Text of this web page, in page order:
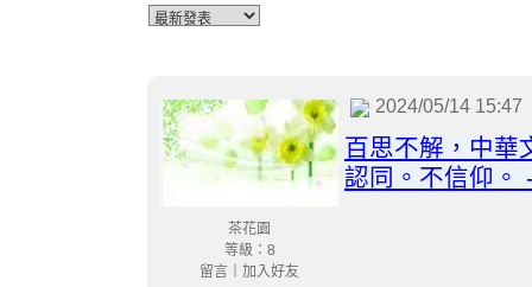
茶花園
等級：8
留言
加入好友
2024/05/14 15:47
百思不解，中華
認同。不信仰。